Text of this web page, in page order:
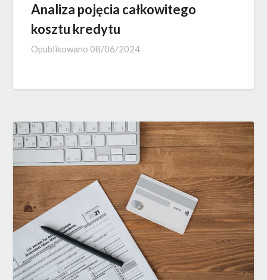
Analiza pojęcia całkowitego
kosztu kredytu
Opublikowano 08/06/2024